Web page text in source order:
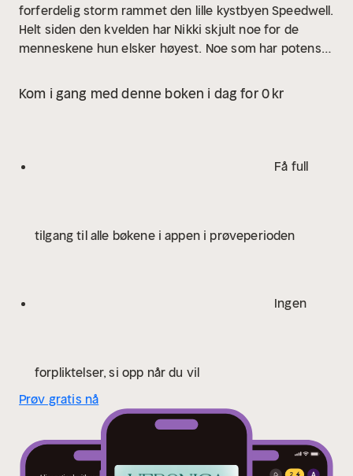
forferdelig storm rammet den lille kystbyen Speedwell.
Helt siden den kvelden har Nikki skjult noe for de
menneskene hun elsker høyest. Noe som har potensial
ingenting holdes hemmelig for evig …
Kom i gang med denne boken i dag for 0 kr
Få full
tilgang til alle bøkene i appen i prøveperioden
Ingen
forpliktelser, si opp når du vil
Prøv gratis nå